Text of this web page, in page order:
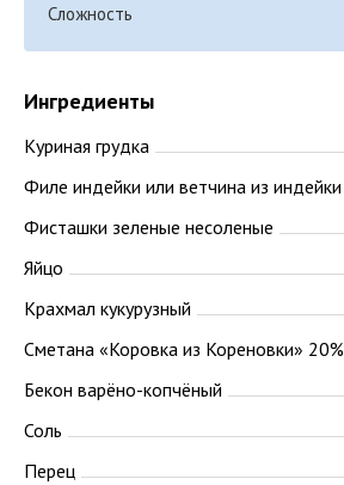
Сложность
Ингредиенты
Куриная грудка
Филе индейки или ветчина из индейки
Фисташки зеленые несоленые
Яйцо
Крахмал кукурузный
Сметана «Коровка из Кореновки» 20%
Бекон варёно-копчёный
Соль
Перец